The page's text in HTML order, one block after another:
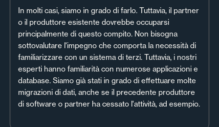
In molti casi, siamo in grado di farlo. Tuttavia, il partner
o il produttore esistente dovrebbe occuparsi
principalmente di questo compito. Non bisogna
sottovalutare l'impegno che comporta la necessità di
familiarizzare con un sistema di terzi. Tuttavia, i nostri
esperti hanno familiarità con numerose applicazioni e
database. Siamo già stati in grado di effettuare molte
migrazioni di dati, anche se il precedente produttore
di software o partner ha cessato l'attività, ad esempio.